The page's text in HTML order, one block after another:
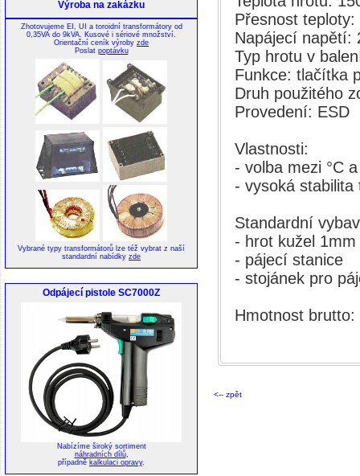
Výroba na zakázku
Zhotovujeme EI, UI a toroidní transformátory od
0,35VA do 9kVA. Kusové i sériové množství.
Orientační ceník výroby zde
Poslat poptávku
Vybrané typy transformátorů lze též vybrat z naší
standardní nabídky zde
Odpájecí pistole SC7000Z
Nabízíme široký sortiment
náhradních dílů,
případně kalkulaci opravy.
Přesnost teploty:
Napájecí napětí:
Typ hrotu v
Funkce: tlačítka
Druh použitého
Provedení: ESD
Vlastnosti:
- volba mezi °C a
- vysoká stabilita
Standardní
- hrot kužel 1mm
- pájecí stanice
- stojánek pro
Hmotnost brutto:
<-- zpět